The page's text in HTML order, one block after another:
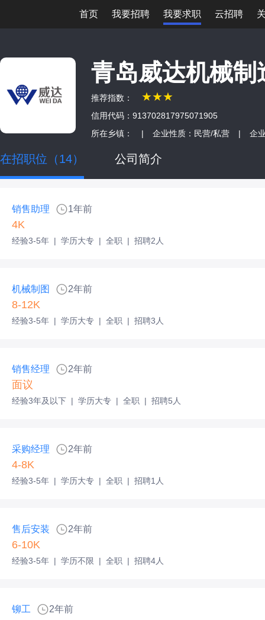
首页 我要招聘 我要求职 云招聘
青岛威达机械制
推荐指数： ★★★
信用代码：913702817975071905
所在乡镇：
| 企业性质：民营/私营 | 企
在招职位（14） 公司简介
销售助理 1年前
4K
经验3-5年 | 学历大专 | 全职 | 招聘2人
机械制图 2年前
8-12K
经验3-5年 | 学历大专 | 全职 | 招聘3人
销售经理 2年前
面议
经验3年及以下 | 学历大专 | 全职 | 招聘5人
采购经理 2年前
4-8K
经验3-5年 | 学历大专 | 全职 | 招聘1人
售后安装 2年前
6-10K
经验3-5年 | 学历不限 | 全职 | 招聘4人
铆工 2年前